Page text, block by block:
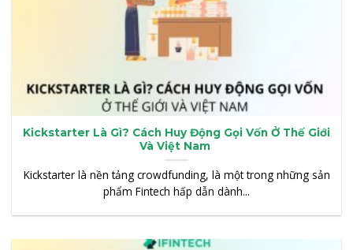
Kickstarter Là Gì? Cách Huy Động Gọi Vốn Ở Thế Giới
Và Việt Nam
Kickstarter là nền tảng crowdfunding, là một trong những sản
phẩm Fintech hấp dẫn dành...